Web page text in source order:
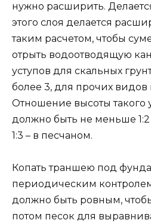
нужно расширить.
этого слоя делается
таким расчетом, чтобы
отрыть водоотводящую
уступов для скальных
более 3, для прочих видов
Отношение высоты такого
должно быть не меньше 1:2
1:3 – в песчаном.
Копать траншею под
периодическим
должно быть ровным,
потом песок для